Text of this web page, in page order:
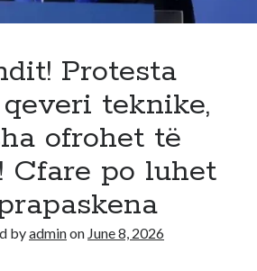
Protesta
teknike,
ofrohet të
Cfare po luhet
byadminon June 8, 2026